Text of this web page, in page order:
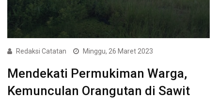
Redaksi Catatan Minggu, 26 Maret 2023
Mendekati Permukiman Warga,
Kemunculan Orangutan di Sawit